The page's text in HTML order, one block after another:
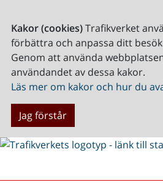
Kakor (cookies)Trafikverket
förbättra och anpassa ditt
Genom att använda
användandet av dessa kakor.
Läs mer om kakor och hur du
Jag förstår